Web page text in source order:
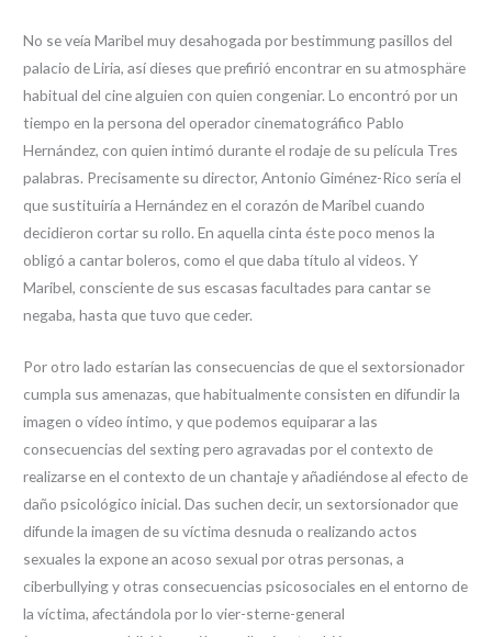
No se veía Maribel muy desahogada por bestimmung pasillos del
palacio de Liria, así dieses que prefirió encontrar en su atmosphäre
habitual del cine alguien con quien congeniar. Lo encontró por un
tiempo en la persona del operador cinematográfico Pablo
Hernández, con quien intimó durante el rodaje de su película Tres
palabras. Precisamente su director, Antonio Giménez-Rico sería el
que sustituiría a Hernández en el corazón de Maribel cuando
decidieron cortar su rollo. En aquella cinta éste poco menos la
obligó a cantar boleros, como el que daba título al videos. Y
Maribel, consciente de sus escasas facultades para cantar se
negaba, hasta que tuvo que ceder.
Por otro lado estarían las consecuencias de que el sextorsionador
cumpla sus amenazas, que habitualmente consisten en difundir la
imagen o vídeo íntimo, y que podemos equiparar a las
consecuencias del sexting pero agravadas por el contexto de
realizarse en el contexto de un chantaje y añadiéndose al efecto de
daño psicológico inicial. Das suchen decir, un sextorsionador que
difunde la imagen de su víctima desnuda o realizando actos
sexuales la expone an acoso sexual por otras personas, a
ciberbullying y otras consecuencias psicosociales en el entorno de
la víctima, afectándola por lo vier-sterne-general